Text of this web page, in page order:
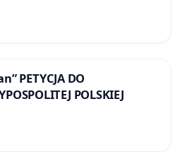
PETYCJA DO
POLSKIEJ